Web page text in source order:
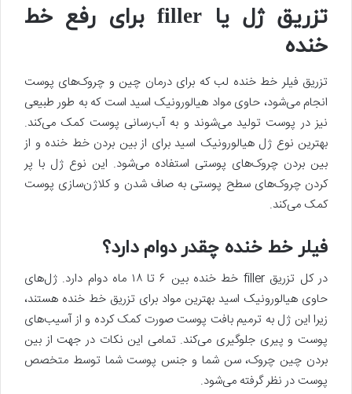
تزریق ژل یا filler برای رفع خط
خنده
تزریق فیلر خط خنده لب که برای درمان چین و چروک‌های پوست
انجام می‌شود، حاوی مواد هیالورونیک اسید است که به طور طبیعی
نیز در پوست تولید می‌شوند و به آب‌رسانی پوست کمک می‌کند.
بهترین نوع ژل هیالورونیک اسید برای از بین بردن خط خنده و از
بین بردن چروک‌های پوستی استفاده می‌شود. این نوع ژل با پر
کردن چروک‌های سطح پوستی به صاف شدن و کلاژن‌سازی پوست
کمک می‌کند.
فیلر خط خنده چقدر دوام دارد؟
در کل تزریق filler خط خنده بین ۶ تا ۱۸ ماه دوام دارد. ژل‌های
حاوی هیالورونیک اسید بهترین مواد برای تزریق خط خنده هستند،
زیرا این ژل به ترمیم بافت پوست صورت کمک کرده و از آسیب‌های
پوست و پیری جلوگیری می‌کند. تمامی این نکات در جهت از بین
بردن چین چروک، سن شما و جنس پوست شما توسط متخصص
پوست در نظر گرفته می‌شود.